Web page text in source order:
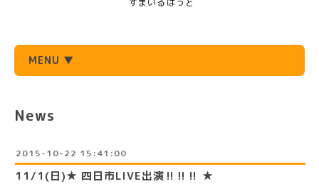
すまいるはっと
MENU ▼
News
2015-10-22 15:41:00
11/1(日)★ 四日市LIVE出演‼︎‼︎‼︎ ★